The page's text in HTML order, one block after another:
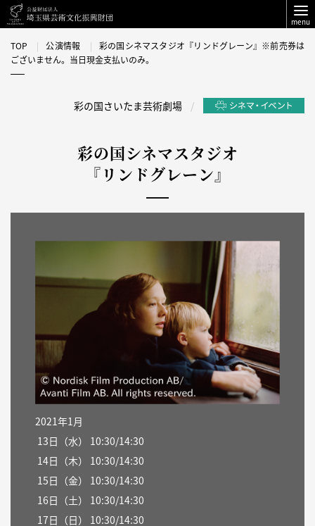
menu
TOP 公演情報
彩の国シネマスタジオ『リンドグレーン』※前売券は
ございません。当日現金支払いのみ。
彩の国さいたま芸術劇場
彩の国シネマスタジオ
『リンドグレーン』
2021年1月
13日（水） 10:30/14:30
14日（木） 10:30/14:30
15日（金） 10:30/14:30
16日（土） 10:30/14:30
17日（日） 10:30/14:30